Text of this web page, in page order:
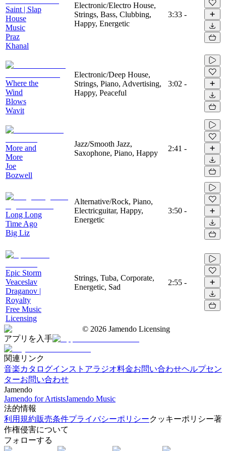
Saint | Slap
House
Music
Praz
Khanal
Electronic/Electro House,
Strings, Bass, Clubbing,
Happy, Energetic
3:33 -
Where the
Wind
Blows
Wavit
Electronic/Deep House,
Strings, Piano, Advertising,
Happy, Peaceful
3:02 -
More and
More
Joe
Bozwell
Jazz/Smooth Jazz,
Saxophone, Piano, Happy
2:41 -
Long Long
Time Ago
Big Liz
Alternative/Rock, Piano,
Electricguitar, Happy,
Energetic
3:50 -
Epic Storm
Veaceslav
Draganov |
Royalty
Free Music
Licensing
Strings, Tuba, Corporate,
Energetic, Sad
2:55 -
© 2026 Jamendo Licensing
アプリを入手
関連リンク
音楽カタログインストアラジオ料金お問い合わせヘルプセン
ターお問い合わせ
Jamendo
Jamendo for ArtistsJamendo Music
法的情報
利用規約販売条件プライバシーポリシークッキーポリシー著
作権侵害について
フォローする